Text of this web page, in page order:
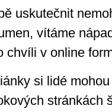
uskutečnit
vítáme
chvíli v online
si lidé
stránkách